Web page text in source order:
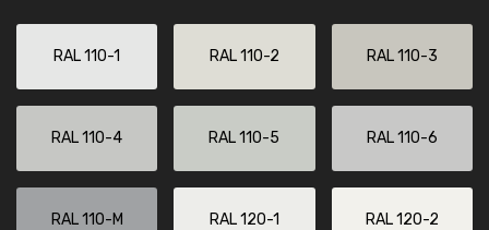
RAL 110-1 RAL 110-2 RAL 110-3
RAL 110-4 RAL 110-5 RAL 110-6
RAL 110-M RAL 120-1 RAL 120-2